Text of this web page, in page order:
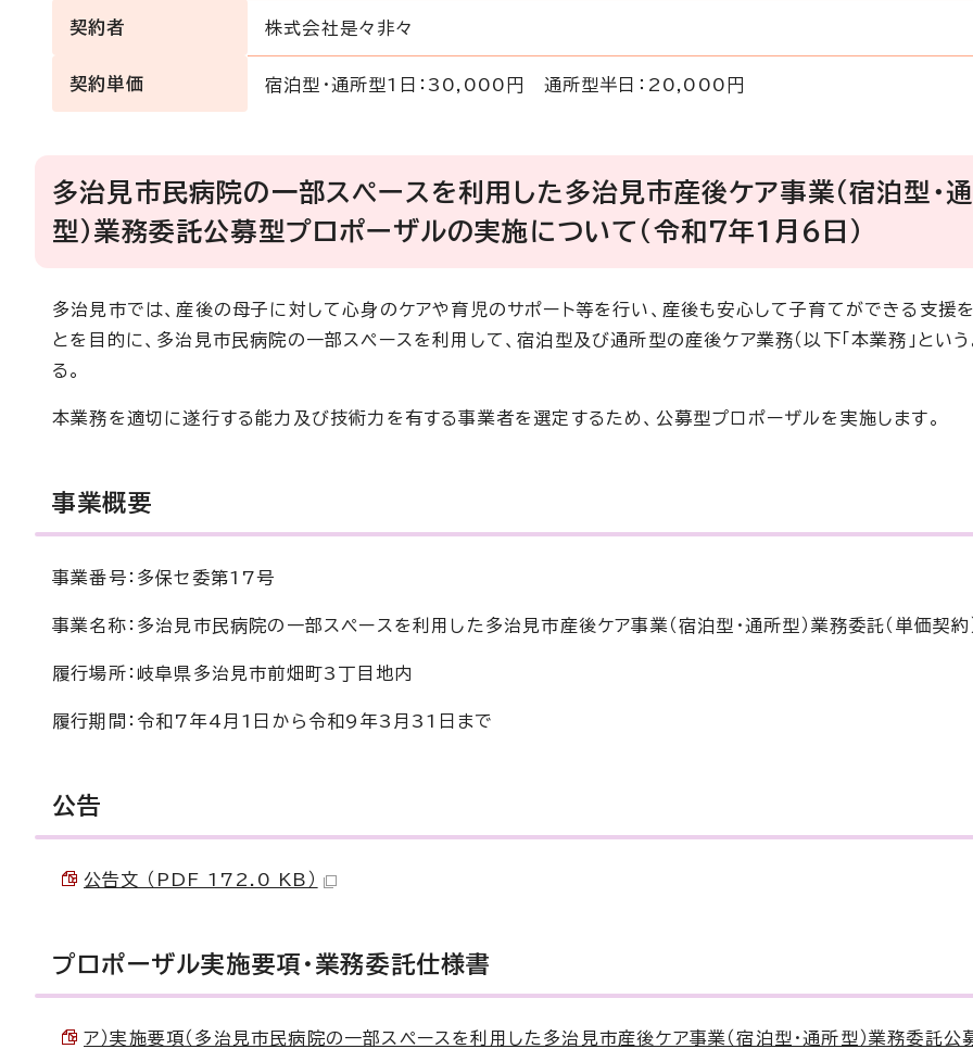
契約者 株式会社是々非々
契約単価 宿泊型・通所型1日：30,000円 通所型半日：20,000円
多治見市民病院の一部スペースを利用した多治見市産後ケア事業（宿泊型・
型）業務委託公募型プロポーザルの実施について（令和7年1月6日）
多治見市では、産後の母子に対して心身のケアや育児のサポート等を行い、産後も安心して子育てができる支援
とを目的に、多治見市民病院の一部スペースを利用して、宿泊型及び通所型の産後ケア業務（以下「本業務」という
る。
本業務を適切に遂行する能力及び技術力を有する事業者を選定するため、公募型プロポーザルを実施します。
事業概要
事業番号：多保セ委第17号
事業名称：多治見市民病院の一部スペースを利用した多治見市産後ケア事業（宿泊型・通所型）業務委託（単価契約
履行場所：岐阜県多治見市前畑町3丁目地内
履行期間：令和7年4月1日から令和9年3月31日まで
公告
公告文 （PDF 172.0 KB）
プロポーザル実施要項・業務委託仕様書
ア）実施要項（多治見市民病院の一部スペースを利用した多治見市産後ケア事業（宿泊型・通所型）業務委託公